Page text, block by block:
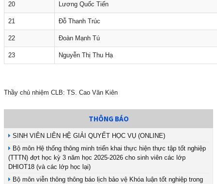
20 Lương Quốc Tiến
21 Đỗ Thanh Trúc
22 Đoàn Mạnh Tú
23 Nguyễn Thị Thu Hạ
Thầy chủ nhiệm CLB: TS. Cao Văn Kiên
THÔNG BÁO
SINH VIÊN LIÊN HỆ GIẢI QUYẾT HỌC VỤ (ONLINE)
Bộ môn Hệ thống thông minh triển khai thực hiện thực tập tốt nghiệp
(TTTN) đợt học kỳ 3 năm học 2025-2026 cho sinh viên các lớp
DHIOT18 (và các lớp học lại)
Bộ môn viễn thông thông báo lịch bảo vệ Khóa luận tốt nghiệp trong